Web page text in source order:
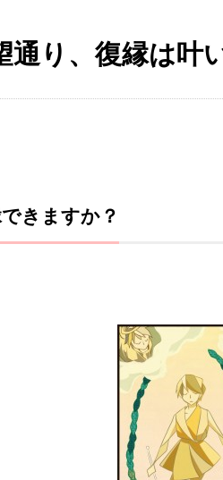
り、復縁は叶
きますか？